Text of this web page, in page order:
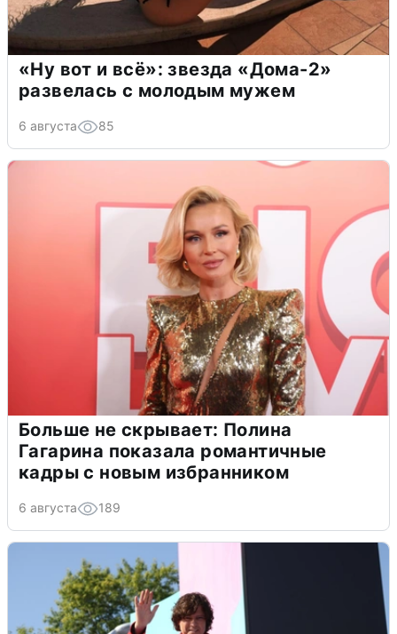
«Ну вот и всё»: звезда «Дома-2»
развелась с молодым мужем
6 августа 85
Больше не скрывает: Полина
Гагарина показала романтичные
кадры с новым избранником
6 августа 189